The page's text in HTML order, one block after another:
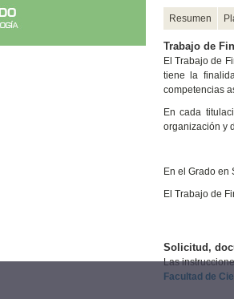
Resumen
Trabajo de
El Trabajo de
tiene la
competencias
En cada
organización y
En el Grado en
El Trabajo de
Solicitud,
Las
Facultad de